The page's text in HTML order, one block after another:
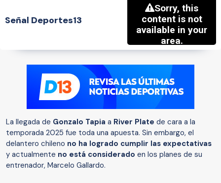
Señal Deportes13
La llegada de Gonzalo Tapia a River Plate de cara a la
temporada 2025 fue toda una apuesta. Sin embargo, el
delantero chileno no ha logrado cumplir las expectativas
y actualmente no está considerado en los planes de su
entrenador, Marcelo Gallardo.